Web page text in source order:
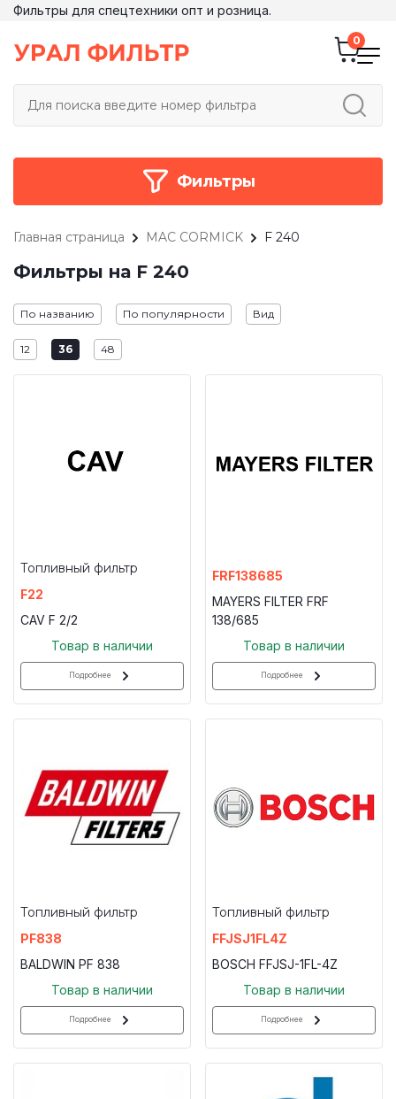
Фильтры для спецтехники опт и розница.
Фильтры
Главная страница MAC CORMICK F 240
Фильтры на F 240
По названию По популярности Вид
12 36 48
Топливный фильтр
F22
CAV F 2/2
Товар в наличии
Подробнее
FRF138685
MAYERS FILTER FRF
138/685
Товар в наличии
Подробнее
Топливный фильтр
PF838
BALDWIN PF 838
Товар в наличии
Подробнее
Топливный фильтр
FFJSJ1FL4Z
BOSCH FFJSJ-1FL-4Z
Товар в наличии
Подробнее